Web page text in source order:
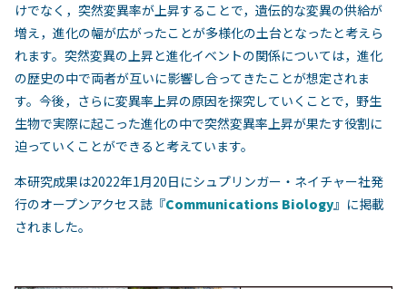
けでなく，突然変異率が上昇することで，遺伝的な変異の供給が
増え，進化の幅が広がったことが多様化の土台となったと考えら
れます。突然変異の上昇と進化イベントの関係については，進化
の歴史の中で両者が互いに影響し合ってきたことが想定されま
す。今後，さらに変異率上昇の原因を探究していくことで，野生
生物で実際に起こった進化の中で突然変異率上昇が果たす役割に
迫っていくことができると考えています。
本研究成果は2022年1月20日にシュプリンガー・ネイチャー社発
行のオープンアクセス誌『Communications Biology』に掲載
されました。